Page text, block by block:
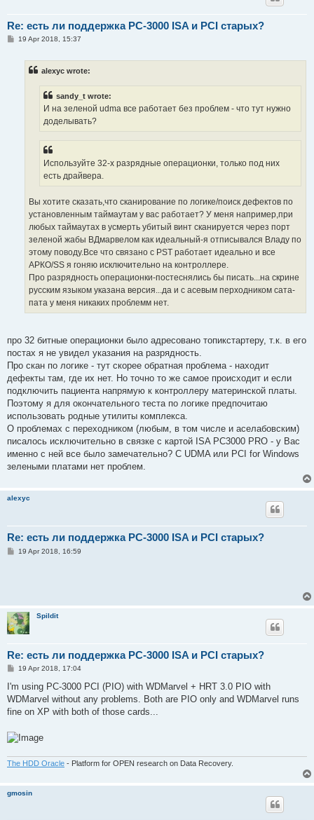
Re: есть ли поддержка PC-3000 ISA и PCI старых?
P19 Apr 2018, 15:37
alexyc wrote:
sandy_t wrote:
И на зеленой udma все работает без проблем - что тут нужно
доделывать?
Используйте 32-х разрядные операционки, только под них
есть драйвера.
Вы хотите сказать,что сканирование по логике/поиск дефектов по
установленным таймаутам у вас работает? У меня например,при
любых таймаутах в усмерть убитый винт сканируется через порт
зеленой жабы ВДмарвелом как идеальный-я отписывался Владу по
этому поводу.Все что связано с PST работает идеально и все
АРКО/SS я гоняю исключительно на контроллере.
Про разрядность операционки-постеснялись бы писать...на скрине
русским языком указана версия...да и с асевым перходником сата-
пата у меня никаких проблемм нет.
про 32 битные операционки было адресовано топикстартеру, т.к. в его
постах я не увидел указания на разрядность.
Про скан по логике - тут скорее обратная проблема - находит
дефекты там, где их нет. Но точно то же самое происходит и если
подключить пациента напрямую к контроллеру материнской платы.
Поэтому я для окончательного теста по логике предпочитаю
использовать родные утилиты комплекса.
О проблемах с переходником (любым, в том числе и аселабовским)
писалось исключительно в связке с картой ISA PC3000 PRO - у Вас
именно с ней все было замечательно? С UDMA или PCI for Windows
зелеными платами нет проблем.
alexyc
Re: есть ли поддержка PC-3000 ISA и PCI старых?
P19 Apr 2018, 16:59
Spildit
Re: есть ли поддержка PC-3000 ISA и PCI старых?
P
s
19 Apr 2018, 17:04
I'm using PC-3000 PCI (PIO) with WDMarvel + HRT 3.0 PIO with
WDMarvel without any problems. Both are PIO only and WDMarvel runs
fine on XP with both of those cards...
The HDD Oracle - Platform for OPEN research on Data Recovery.
gmosin